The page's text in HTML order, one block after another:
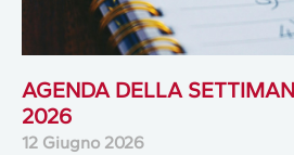
AGENDA DELLA
2026
12 Giugno 2026